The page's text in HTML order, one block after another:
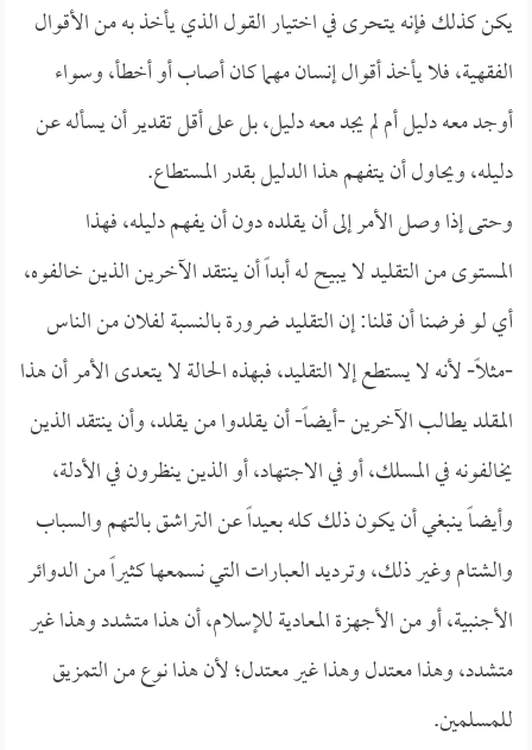
يكن كذلك فإنه يتحرى في اختيار القول الذي يأخذ به من الأقوال
الفقهية، فلا يأخذ أقوال إنسان مهما كان أصاب أو أخطأ، وسواء
أوجد معه دليل أم لم يجد معه دليل، بل على أقل تقدير أن يسأله عن
دليله، ويحاول أن يتفهم هذا الدليل بقدر المستطاع.
وحتى إذا وصل الأمر إلى أن يقلده دون أن يفهم دليله، فهذا
المستوى من التقليد لا يبيح له أبداً أن ينتقد الآخرين الذين خالفوه،
أي لو فرضنا أن قلنا: إن التقليد ضرورة بالنسبة لفلان من الناس
-مثلاً- لأنه لا يستطع إلا التقليد، فبهذه الحالة لا يتعدى الأمر أن هذا
المقلد يطالب الآخرين -أيضاً- أن يقلدوا من يقلد، وأن ينتقد الذين
يخالفونه في المسلك، أو في الاجتهاد، أو الذين ينظرون في الأدلة،
وأيضاً ينبغي أن يكون ذلك كله بعيداً عن التراشق بالتهم والسباب
والشتام وغير ذلك، وترديد العبارات التي نسمعها كثيراً من الدوائر
الأجنبية، أو من الأجهزة المعادية للإسلام، أن هذا متشدد وهذا غير
متشدد، وهذا معتدل وهذا غير معتدل؛ لأن هذا نوع من التمزيق
للمسلمين.